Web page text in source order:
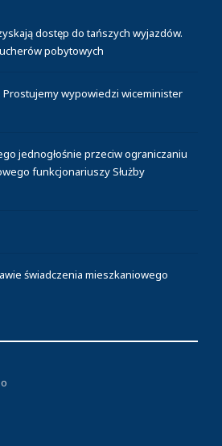
dostęp do tańszych wyjazdów.
pobytowych
Prostujemy wypowiedzi wiceminister
jednogłośnie przeciw ograniczaniu
funkcjonariuszy Służby
świadczenia mieszkaniowego